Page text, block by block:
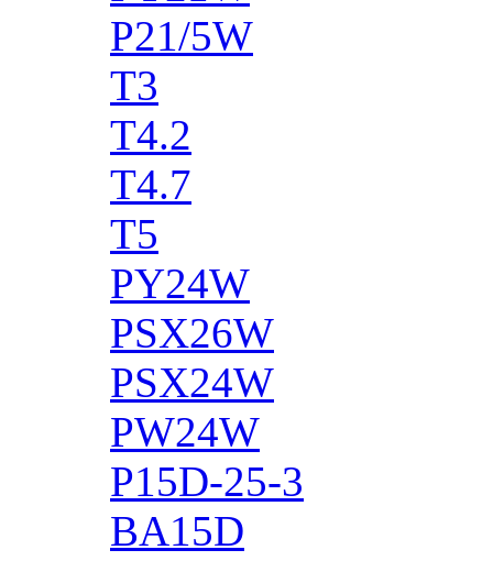
P21/5W
T3
T4.2
T4.7
T5
PY24W
PSX26W
PSX24W
PW24W
P15D-25-3
BA15D